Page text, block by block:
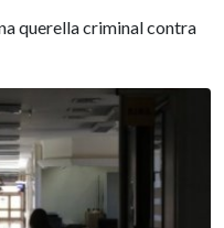
querella criminal contra